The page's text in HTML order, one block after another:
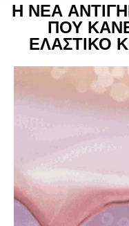
Η ΝΕΑ
ΠΟΥ
ΕΛΑΣΤΙΚΟ